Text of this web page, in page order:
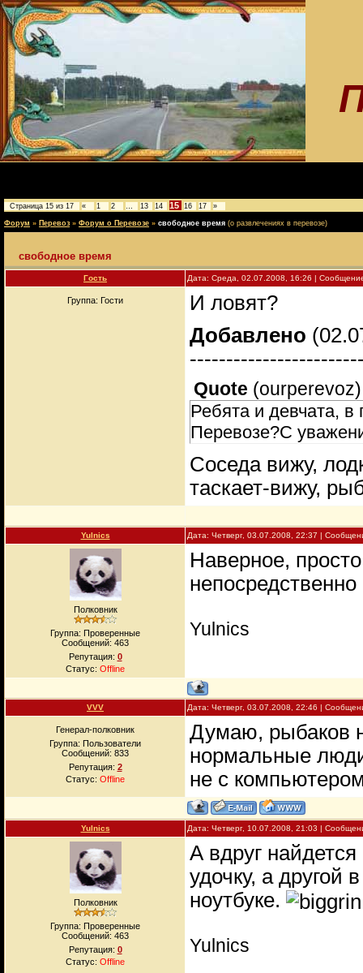
Страница 15 из 17 « 1 2 … 13 14 15 16 17 »
Форум » Перевоз » Форум о Перевозе » свободное время (о развлечениях в перевозе)
свободное время
Гость Дата: Среда, 02.07.2008, 16:26 |
Группа: Гости
И ловят?
Добавлено
Quote (ourperevoz)
Ребята и девчата, в
Перевозе?С
Соседа вижу,
таскает-вижу,
Yulnics Дата: Четверг, 03.07.2008, 22:37 |
Полковник
Группа: Проверенные
Сообщений: 463
Репутация: 0
Статус: Offline
Наверное,
Yulnics
VVV Дата: Четверг, 03.07.2008, 22:46 |
Генерал-полковник
Группа: Пользователи
Сообщений: 833
Репутация: 2
Статус: Offline
Думаю, рыбаков
нормальные
не с
Yulnics Дата: Четверг, 10.07.2008, 21:03 |
Полковник
Группа: Проверенные
Сообщений: 463
Репутация: 0
Статус: Offline
А вдруг
удочку, а другой
ноутбуке.
Yulnics